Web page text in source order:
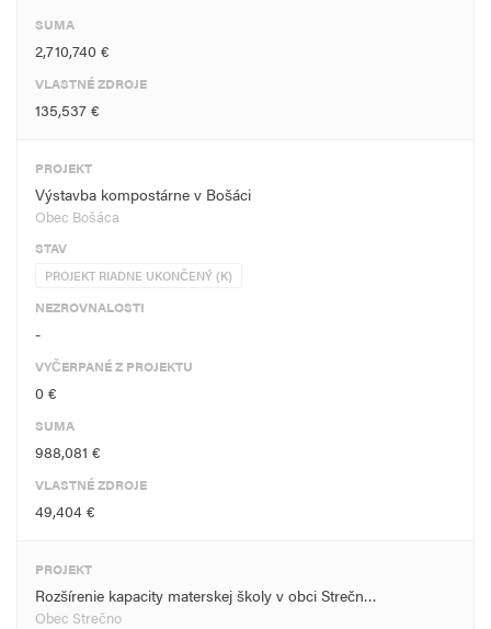
SUMA
2,710,740 €
VLASTNÉ ZDROJE
135,537 €
PROJEKT
Výstavba kompostárne v Bošáci
Obec Bošáca
STAV
PROJEKT RIADNE UKONČENÝ (K)
NEZROVNALOSTI
-
VYČERPANÉ Z PROJEKTU
0 €
SUMA
988,081 €
VLASTNÉ ZDROJE
49,404 €
PROJEKT
Rozšírenie kapacity materskej školy v obci Strečn…
Obec Strečno